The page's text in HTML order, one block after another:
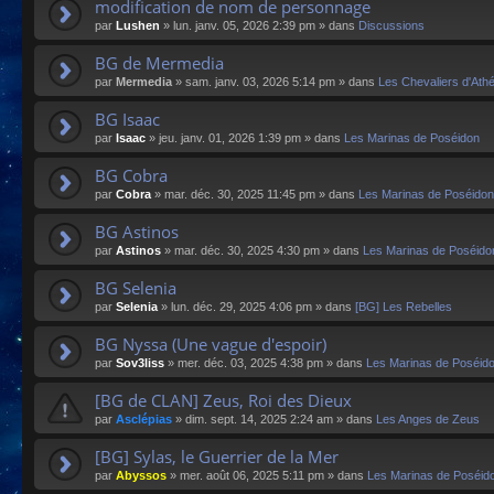
modification de nom de personnage
par Lushen » lun. janv. 05, 2026 2:39 pm » dans Discussions
BG de Mermedia
par Mermedia » sam. janv. 03, 2026 5:14 pm » dans Les Chevaliers
BG Isaac
par Isaac » jeu. janv. 01, 2026 1:39 pm » dans Les Marinas de Poséidon
BG Cobra
par Cobra» mar. déc. 30, 2025 11:45 pm » dans Les Marinas de Poséidon
BG Astinos
par Astinos » mar. déc. 30, 2025 4:30 pm » dans Les Marinas de
BG Selenia
par Selenia» lun. déc. 29, 2025 4:06 pm » dans [BG] Les Rebelles
BG Nyssa (Une vague d'espoir)
par Sov3liss » mer. déc. 03, 2025 4:38 pm » dans Les Marinas de
[BG de CLAN] Zeus, Roi des Dieux
par Asclépias » dim. sept. 14, 2025 2:24 am » dans Les Anges de Zeus
[BG] Sylas, le Guerrier de la Mer
par Abyssos » mer. août 06, 2025 5:11 pm » dans Les Marinas de